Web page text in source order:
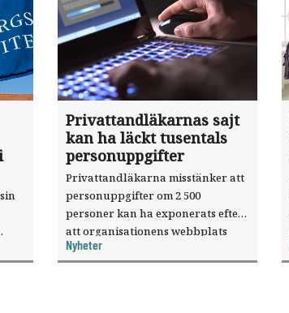
Privattandläkarnas sajt
kan ha läckt tusentals
personuppgifter
Privattandläkarna misstänker att
personuppgifter om 2 500
personer kan ha exponerats efter
att organisationens webbplats
utnyttjats genom en sårbarhet i ett
publiceringsverktyg.
Nyheter